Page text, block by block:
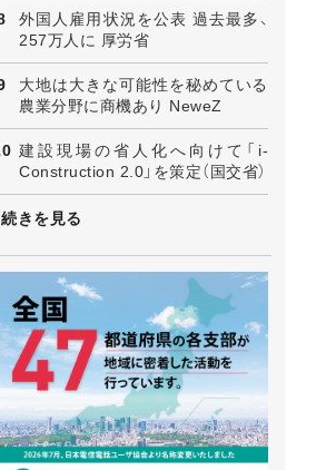
外国人雇用状況を公表 過去最多、
257万人に 厚労省
大地は大きな可能性を秘めている
農業分野に商機あり NeweZ
建設現場の省人化へ向けて「i-
Construction 2.0」を策定（国交省）
続きを見る